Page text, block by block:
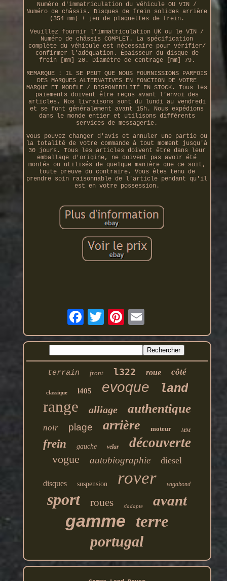
Numéro d'immatriculation du véhicule OU VIN /
Numéro de châssis. Disques de frein solides arrière
(354 mm) + jeu de plaquettes de frein.
Veuillez fournir l'immatriculation UK ou le VIN /
Numéro de châssis COMPLET. La spécification
complète du véhicule est nécessaire pour vérifier/
confirmer l'adéquation. Épaisseur du disque de
frein [mm] 20. Diamètre de centrage [mm] 79.
REMARQUE : IL SE PEUT QUE NOUS FOURNISSIONS PARFOIS
DES MARQUES ALTERNATIVES EN FONCTION DE VOTRE
MARQUE ET MODÈLE / DISPONIBILITÉ EN STOCK. Tous les
paiements doivent être reçus avant l'envoi des
articles. Nos livraisons sont du lundi au vendredi
et se font généralement avant 15h. Nous expédions
dans le monde entier et utilisons différents
services de messagerie.
Vous pouvez changer d'avis et annuler une partie ou
la totalité de votre commande à tout moment jusqu'à
30 jours. Tous les articles doivent être dans leur
emballage d'origine, ne doivent pas avoir été
montés ou utilisés de quelque manière que ce soit,
toute preuve du contraire. Vous êtes tenu de
prendre soin raisonnable de l'article pendant qu'il
est en votre possession.
terrain front l322 roue côté
classique l405 evoque land
range alliage authentique
noir plage arrière moteur l494
frein gauche velar découverte
vogue autobiographie diesel
disques suspension rover vagabond
sport roues s'adapte avant
gamme terre
portugal